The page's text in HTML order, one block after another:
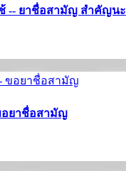
ช้ -- ยาชื่อสามัญ สำคัญนะ
อยาชื่อสามัญ